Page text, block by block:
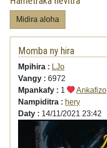
Midira aloha
Momba ny hira
Mpihira : LJo
Vangy : 6972
Mpankafy : 1
Ankafizo
Nampiditra : hery
Daty : 14/11/2021 23:42